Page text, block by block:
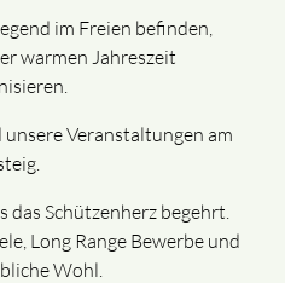
im Freien befinden,
warmen Jahreszeit
Veranstaltungen am
das Schützenherz begehrt.
Long Range Bewerbe und
Wohl.